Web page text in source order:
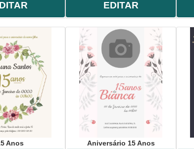
EDITAR
Anos Aniversário 15 Anos